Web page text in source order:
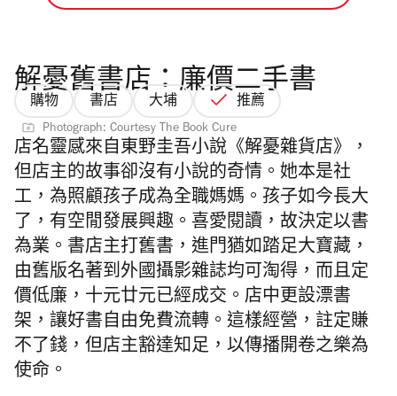
解憂舊書店：廉價二手書
購物 書店 大埔 推薦
Photograph: Courtesy The Book Cure
店名靈感來自東野圭吾小說《解憂雜貨店》，
但店主的故事卻沒有小說的奇情。她本是社
工，為照顧孩子成為全職媽媽。孩子如今長大
了，有空閒發展興趣。喜愛閱讀，故決定以書
為業。書店主打舊書，進門猶如踏足大寶藏，
由舊版名著到外國攝影雜誌均可淘得，而且定
價低廉，十元廿元已經成交。店中更設漂書
架，讓好書自由免費流轉。這樣經營，註定賺
不了錢，但店主豁達知足，以傳播開卷之樂為
使命。